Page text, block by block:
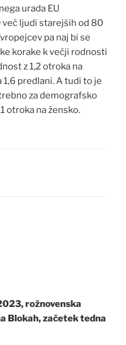
urada EU
več ljudi starejših od 80
pa naj bi se
korake k večji rodnosti
z 1,2 otroka na
predlani. A tudi to je
za demografsko
otroka na žensko.
rožnovenska
Blokah, začetek tedna